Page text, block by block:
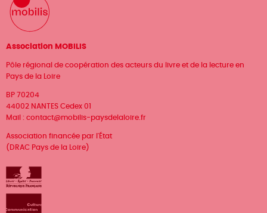
Association MOBILIS
Pôle régional de coopération des acteurs du livre et de la lecture en
Pays de la Loire
BP 70204
44002 NANTES Cedex 01
Mail : contact@mobilis-paysdelaloire.fr
Association financée par l'État
(DRAC Pays de la Loire)